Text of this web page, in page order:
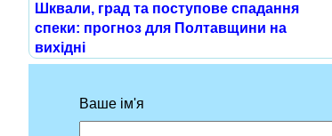
Шквали, град та поступове спадання
спеки: прогноз для Полтавщини на
вихідні
Ваше ім'я